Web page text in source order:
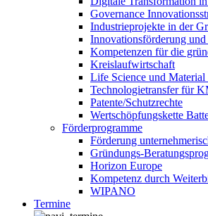
Governance
Industrieprojekte in der
Innovationsförderung
Kompetenzen für die
Kreislaufwirtschaft
Life Science und Material
Technologietransfer für
Patente/Schutzrechte
Wertschöpfungskette
Förderprogramme
Förderung
Gründungs-
Horizon Europe
Kompetenz durch
WIPANO
Termine